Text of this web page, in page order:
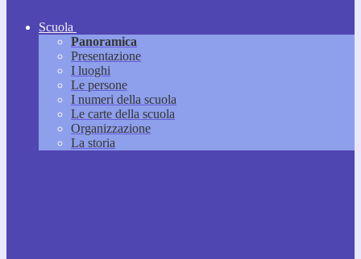
Scuola
Panoramica
Presentazione
I luoghi
Le persone
I numeri della scuola
Le carte della scuola
Organizzazione
La storia